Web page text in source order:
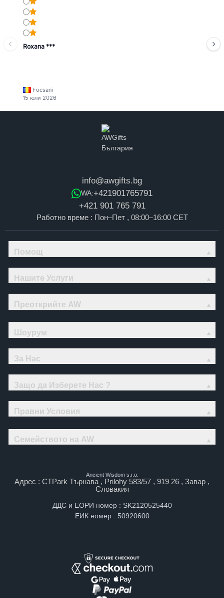
Roxana ***
Focsani
15 юли 2026
info@awgifts.bg
WA:+421901765791
+421 901 765 791
Работно време : Пон–Пет , 08:00–16:00 CET
Помощ
Нашите Услуги
Преоткрийте AW
Шоурум
За Нас
Защо да Изберете Нас ?
Правни Условия
Семейството на AW
Ancient Wisdom s.r.o.
Адрес : CTPark Търнава , Prilohy 583/57 , 919 26 , Завар ,
Словакия
ДДС и ЕОРИ номер : SK2120525440
ЕИК номер : 50920600